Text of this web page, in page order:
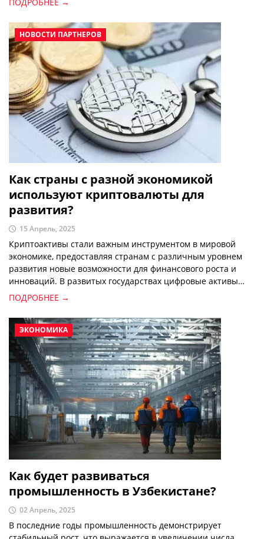
Гейдара Алиева.
НОВОСТИ ПАРТНЕРОВ
Как страны с разной экономикой
используют криптовалюты для
развития?
15 Апрель, 2025
Криптоактивы стали важным инструментом в мировой
экономике, предоставляя странам с различным уровнем
развития новые возможности для финансового роста и
инноваций. В развитых государствах цифровые активы
используются для интеграции блокчейн-технологий в
финансовые системы, а в развивающихся экономиках они
помогают повысить доступность финансовых услуг и
бороться с инфляцией.
ПОДРОБНЕЕ →
ЭКОНОМИКА
Как будет развиваться
промышленность в Узбекистане?
02 Апрель, 2025
В последние годы промышленность демонстрирует